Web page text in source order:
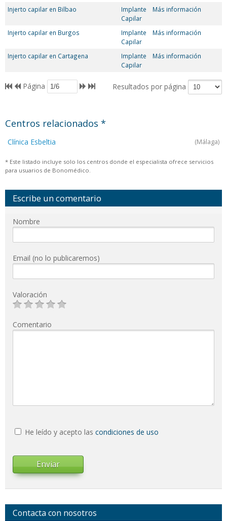
Injerto capilar en Bilbao
Implante
Capilar
Más información
Injerto capilar en Burgos
Implante
Capilar
Más información
Injerto capilar en Cartagena
Implante
Capilar
Más información
Página Resultados por página
Centros relacionados *
Clínica Esbeltia (Málaga)
* Este listado incluye solo los centros donde el especialista ofrece servicios
para usuarios de Bonomédico.
Escribe un comentario
Nombre
Email (no lo publicaremos)
Valoración
Comentario
He leído y acepto las condiciones de uso
Enviar
Contacta con nosotros